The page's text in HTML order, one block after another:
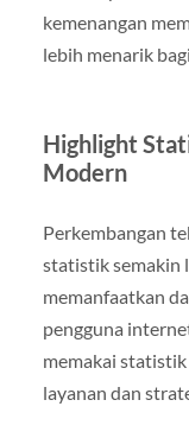
kemenangan
lebih menarik
Highlight
Modern
Perkembangan
statistik semakin
memanfaatkan
pengguna
memakai
layanan dan